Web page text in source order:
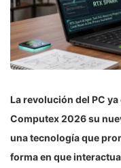
La revolución del PC
Computex 2026 su
una tecnología que
forma en que